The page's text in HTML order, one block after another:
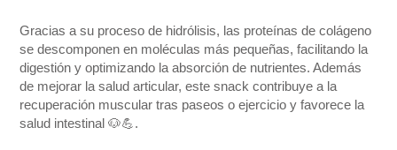
Gracias a su proceso de hidrólisis, las proteínas de colágeno
se descomponen en moléculas más pequeñas, facilitando la
digestión y optimizando la absorción de nutrientes. Además
de mejorar la salud articular, este snack contribuye a la
recuperación muscular tras paseos o ejercicio y favorece la
salud intestinal 🐶💪.